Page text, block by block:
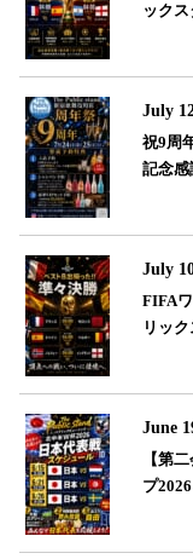
ック
July
祝9周
記念感
July
FIFA
リッ
June
【第
プ